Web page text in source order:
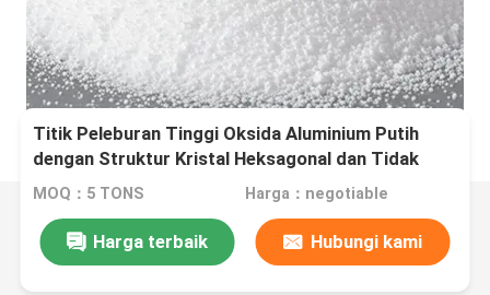
Titik Peleburan Tinggi Oksida Aluminium Putih
dengan Struktur Kristal Heksagonal dan Tidak
Larut dalam Air
MOQ：5 TONS Harga：negotiable
Harga terbaik Hubungi kami